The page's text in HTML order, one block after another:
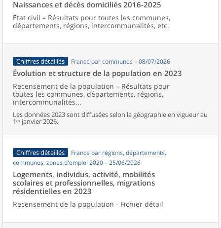
Naissances et décès domiciliés 2016-2025
État civil – Résultats pour toutes les communes,
départements, régions, intercommunalités, etc.
Chiffres détaillés France par communes – 08/07/2026
Évolution et structure de la population en 2023
Recensement de la population – Résultats pour
toutes les communes, départements, régions,
intercommunalités...
Les données 2023 sont diffusées selon la géographie en vigueur au
1ᵉʳ janvier 2026.
Chiffres détaillés
France par régions, départements,
communes, zones d'emploi 2020 – 25/06/2026
Logements, individus, activité, mobilités
scolaires et professionnelles, migrations
résidentielles en 2023
Recensement de la population - Fichier détail